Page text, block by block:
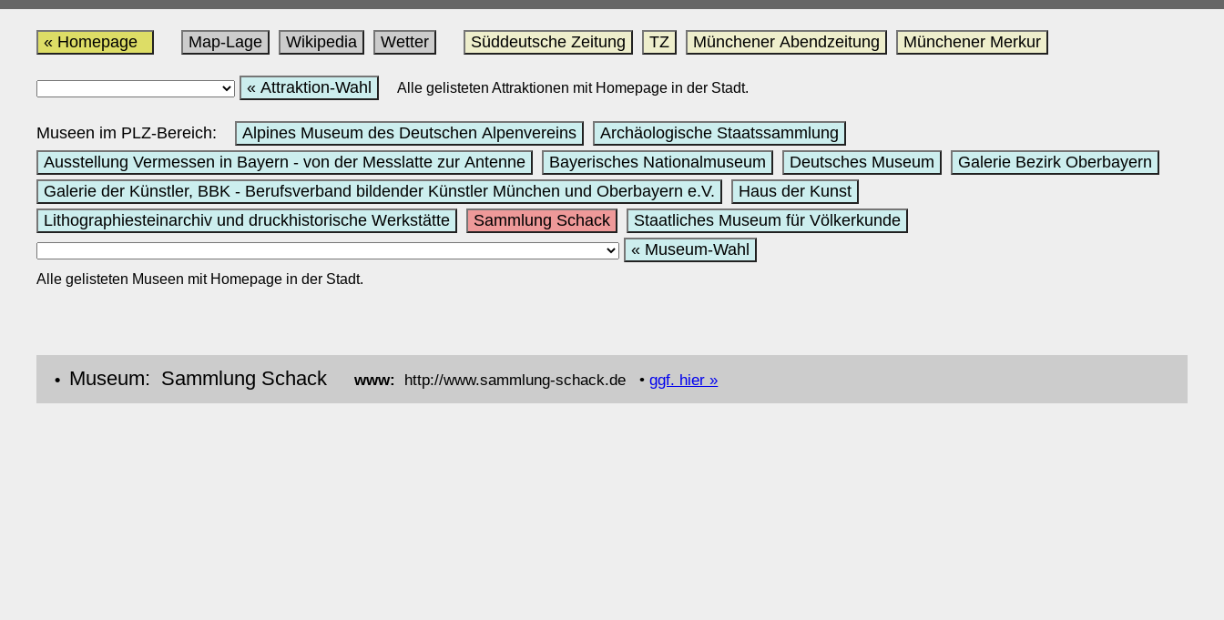
« Homepage Map-Lage Wikipedia Wetter Süddeutsche Zeitung TZ Münchener Abendzeitung Münchener Merkur
« Attraktion-Wahl Alle gelisteten Attraktionen mit Homepage in der Stadt.
Museen im PLZ-Bereich: Alpines Museum des Deutschen Alpenvereins
Archäologische Staatssammlung
Ausstellung Vermessen in Bayern - von der Messlatte zur Antenne
Bayerisches Nationalmuseum Deutsches Museum
Galerie Bezirk Oberbayern
Galerie der Künstler, BBK - Berufsverband bildender Künstler München und Oberbayern e.V.
Haus der Kunst
Lithographiesteinarchiv und druckhistorische Werkstätte
Sammlung Schack
Staatliches Museum für Völkerkunde
« Museum-Wahl
Alle gelisteten Museen mit Homepage in der Stadt.
• Museum: Sammlung Schackwww: http://www.sammlung-schack.de •ggf. hier »